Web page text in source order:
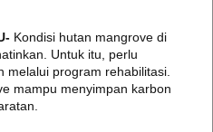
Kondisi hutan mangrove di
Untuk itu, perlu
melalui program rehabilitasi.
mampu menyimpan karbon